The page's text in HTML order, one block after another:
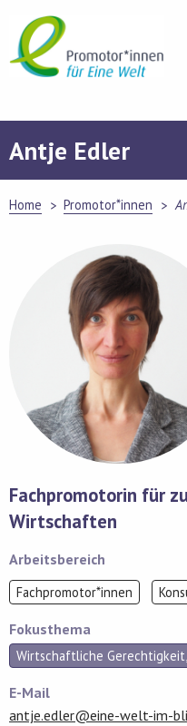
content
Antje Edler
Home Promotor*innen
Fachpromotorin für
Wirtschaften
Arbeitsbereich
Fachpromotor*innen
Fokusthema
Wirtschaftliche
E-Mail
antje.edler@eine-welt-im-